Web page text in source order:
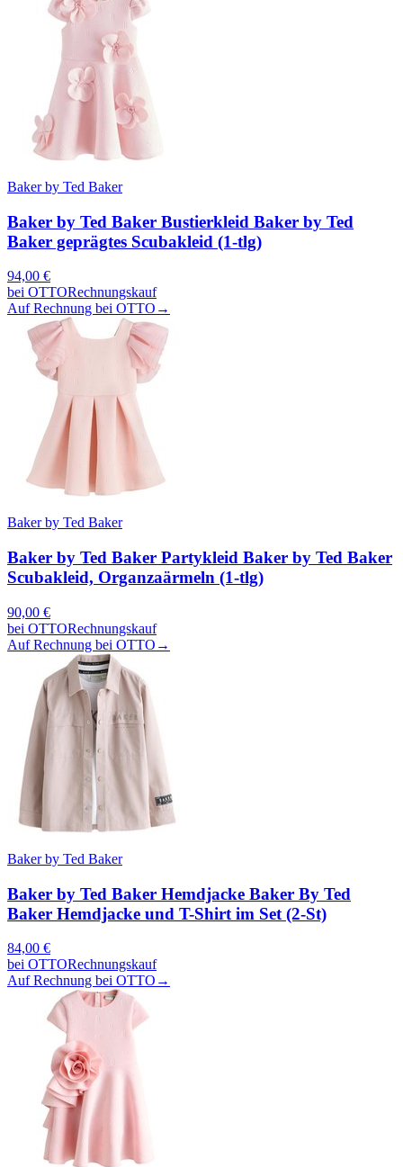
Baker by Ted Baker
Baker by Ted Baker Bustierkleid Baker by Ted
Baker geprägtes Scubakleid (1-tlg)
94,00 €
bei OTTORechnungskauf
Auf Rechnung bei OTTO →
Baker by Ted Baker
Baker by Ted Baker Partykleid Baker by Ted Baker
Scubakleid, Organzaärmeln (1-tlg)
90,00 €
bei OTTORechnungskauf
Auf Rechnung bei OTTO →
Baker by Ted Baker
Baker by Ted Baker Hemdjacke Baker By Ted
Baker Hemdjacke und T-Shirt im Set (2-St)
84,00 €
bei OTTORechnungskauf
Auf Rechnung bei OTTO →